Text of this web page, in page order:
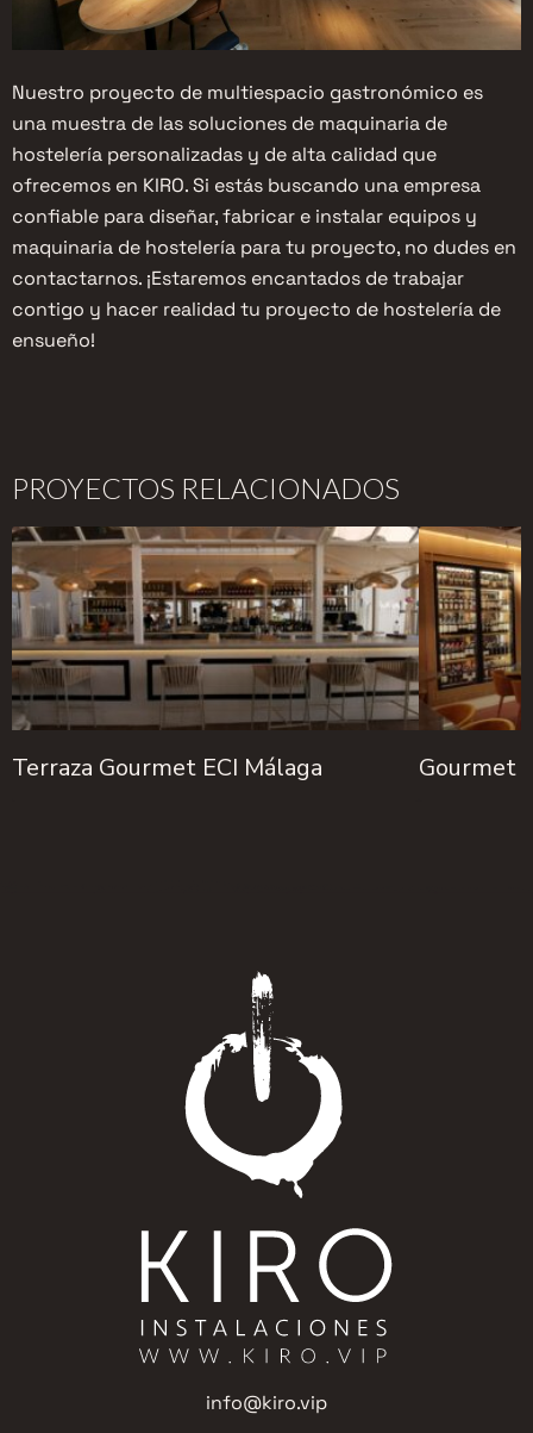
Nuestro proyecto de multiespacio gastronómico es
una muestra de las soluciones de maquinaria de
hostelería personalizadas y de alta calidad que
ofrecemos en KIRO. Si estás buscando una empresa
confiable para diseñar, fabricar e instalar equipos y
maquinaria de hostelería para tu proyecto, no dudes en
contactarnos. ¡Estaremos encantados de trabajar
contigo y hacer realidad tu proyecto de hostelería de
ensueño!
PROYECTOS RELACIONADOS
Terraza Gourmet ECI Málaga Gourmet
info@kiro.vip